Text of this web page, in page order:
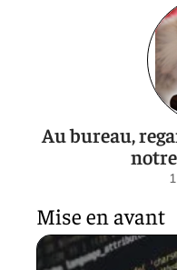
Au bureau,
Mise en avant